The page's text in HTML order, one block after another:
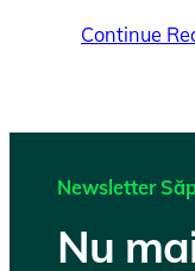
Continue
Newsletter
Nu